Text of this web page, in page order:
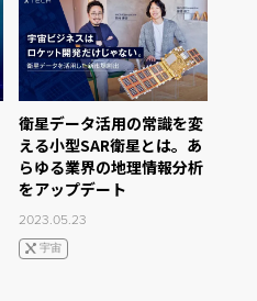
衛星データ活用の常識を変
える小型SAR衛星とは。あ
らゆる業界の地理情報分析
をアップデート
2023.05.23
宇宙